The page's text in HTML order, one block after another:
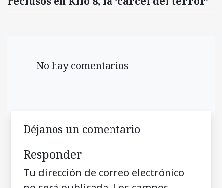
No hay comentarios
Déjanos un comentario
Responder
Tu dirección de correo electrónico